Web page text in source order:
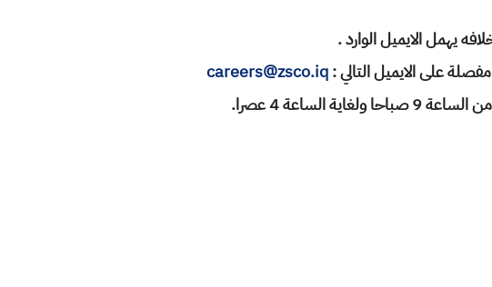
careers@zsco.iq